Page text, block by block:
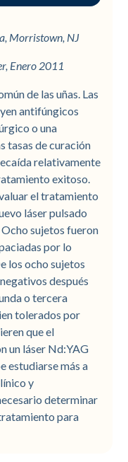
Morristown, NJ
Enero 2011
de las uñas. Las
antifúngicos
o una
tasas de curación
relativamente
exitoso.
el tratamiento
láser pulsado
sujetos fueron
por lo
los ocho sujetos
después
o tercera
tolerados por
que el
un láser Nd:YAG
estudiarse más a
y
determinar
para